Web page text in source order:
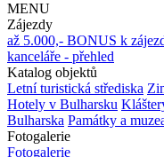
MENU
Zájezdy
až 5.000,- BONUS k
kanceláře - přehled
Katalog objektů
Letní turistická střediska
Hotely v Bulharsku
Bulharska Památky a
Fotogalerie
Fotogalerie